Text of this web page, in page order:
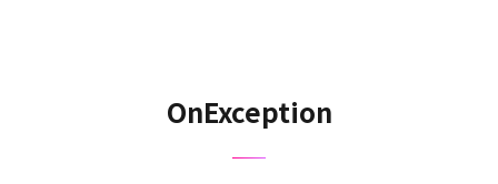
OnException